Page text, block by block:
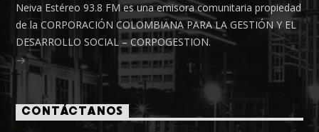
Neiva Estéreo 93.8 FM es una emisora comunitaria propiedad
de la CORPORACIÓN COLOMBIANA PARA LA GESTIÓN Y EL
DESARROLLO SOCIAL – CORPOGESTION.
CONTÁCTANOS